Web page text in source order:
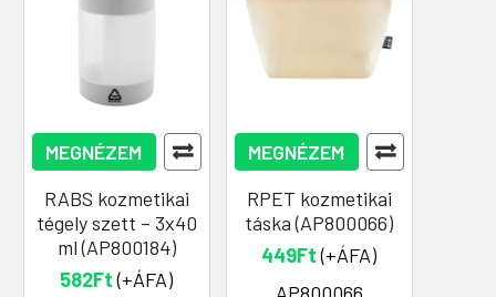
MEGNÉZEM
RABS kozmetikai
tégely szett – 3x40
ml (AP800184)
582Ft(+ÁFA)
MEGNÉZEM
RPET kozmetikai
táska (AP800066)
449Ft(+ÁFA)
AP800066